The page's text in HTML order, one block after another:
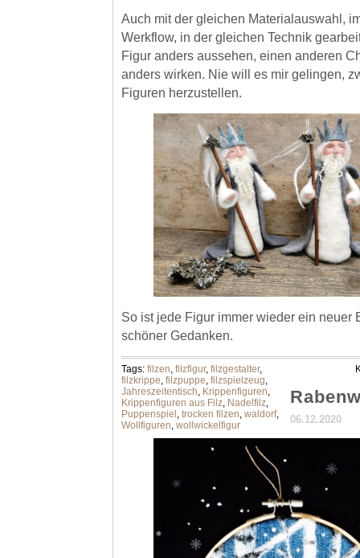
Auch mit der gleichen Materialauswahl,
Werkflow, in der gleichen Technik
Figur anders aussehen, einen anderen
anders wirken. Nie will es mir gelingen,
Figuren herzustellen.
So ist jede Figur immer wieder ein neuer
schöner Gedanken.
Tags: filzen filzfigur, filzgestalter,
filzkrippe filzpuppe filzspielzeug
Jahreszeitentisch Krippenfiguren
Krippenfiguren aus Filz Nadelfilz
Puppenspiel trocken filzen waldorf,
Wollfiguren wollwickelfigur 06.12.2020